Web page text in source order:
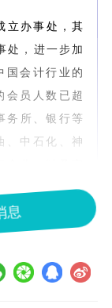
立办事处，其
处，进一步加
国会计行业的
会员人数已超
务所、银行等
、中石化、神
企业，以及审
任职。
，比如很多资
并任职财务高
息